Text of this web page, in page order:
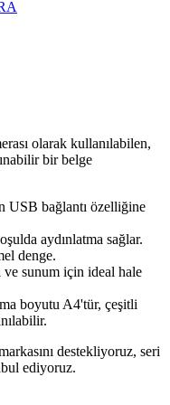
olarak kullanılabilen,
bir belge
USB bağlantı özelliğine
aydınlatma sağlar.
denge.
ve sunum için ideal hale
boyutu A4'tür, çeşitli
destekliyoruz, seri
ediyoruz.